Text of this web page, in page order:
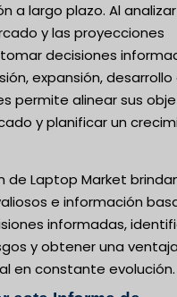
a largo plazo. Al
y las proyecciones
decisiones
expansión, desarrollo
permite alinear sus
y planificar un
de Laptop Market
e información
informadas,
y obtener una
en constante evolución.